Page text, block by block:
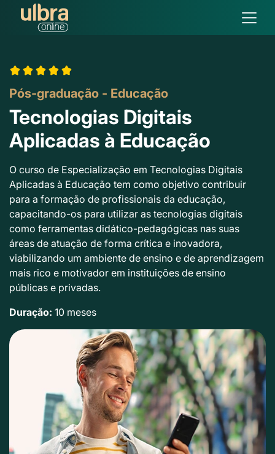
Pós-graduação - Educação
Tecnologias Digitais
Aplicadas à Educação
O curso de Especialização em Tecnologias Digitais
Aplicadas à Educação tem como objetivo contribuir
para a formação de profissionais da educação,
capacitando-os para utilizar as tecnologias digitais
como ferramentas didático-pedagógicas nas suas
áreas de atuação de forma crítica e inovadora,
viabilizando um ambiente de ensino e de aprendizagem
mais rico e motivador em instituições de ensino
públicas e privadas.
Duração: 10 meses